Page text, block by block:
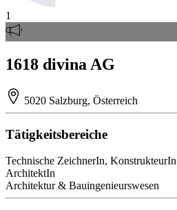
1
1618 divina AG
5020 Salzburg, Österreich
Tätigkeitsbereiche
Technische ZeichnerIn, KonstrukteurIn
ArchitektIn
Architektur & Bauingenieurswesen